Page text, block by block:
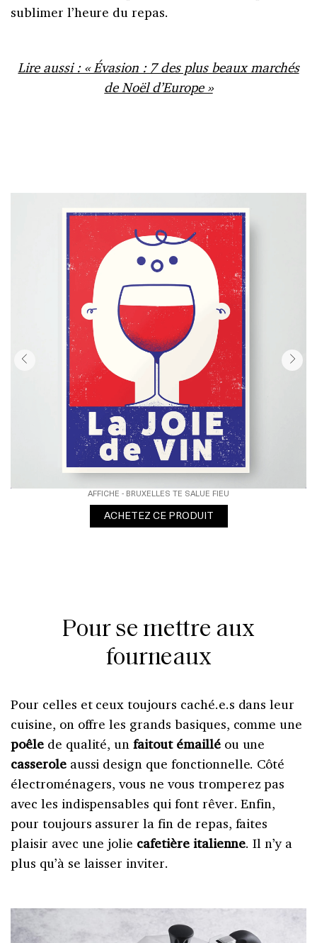
sublimer l’heure du repas.
Lire aussi : « Évasion : 7 des plus beaux marchés
de Noël d’Europe »
AFFICHE - BRUXELLES TE SALUE FIEU
ACHETEZ CE PRODUIT
Pour se mettre aux
fourneaux
Pour celles et ceux toujours caché.e.s dans leur
cuisine, on offre les grands basiques, comme une
poêlede qualité, un faitout émailléou une
casseroleaussi design que fonctionnelle. Côté
électroménagers, vous ne vous tromperez pas
avec les indispensables qui font rêver. Enfin,
pour toujours assurer la fin de repas, faites
plaisir avec une jolie cafetière italienne. Il n’y a
plus qu’à se laisser inviter.